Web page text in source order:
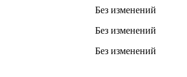
Без изменений
Без изменений
Без изменений